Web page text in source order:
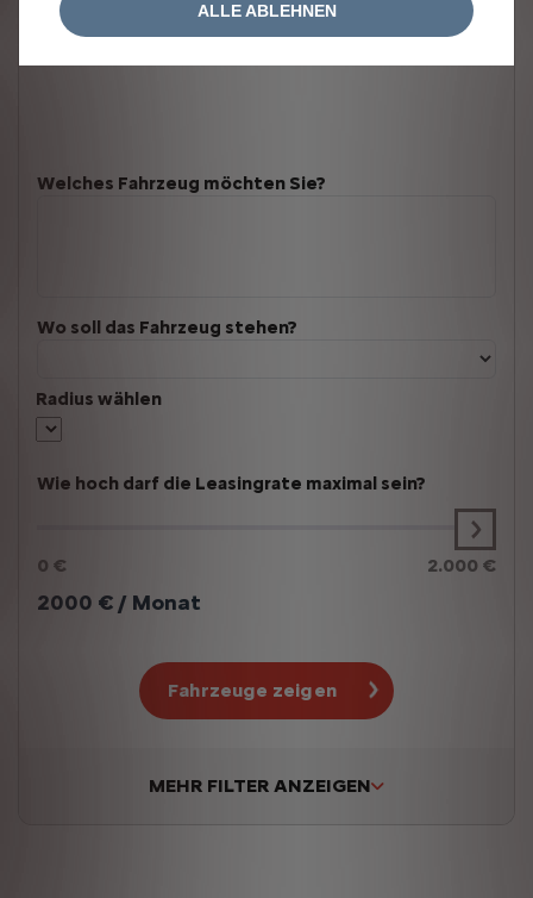
Welches Fahrzeug möchten Sie?
Wo soll das Fahrzeug stehen?
Radius wählen
Wie hoch darf die Leasingrate maximal sein?
0 € 2.000 €
2000 € / Monat
Fahrzeuge zeigen
MEHR FILTER ANZEIGEN
ALLE ABLEHNEN